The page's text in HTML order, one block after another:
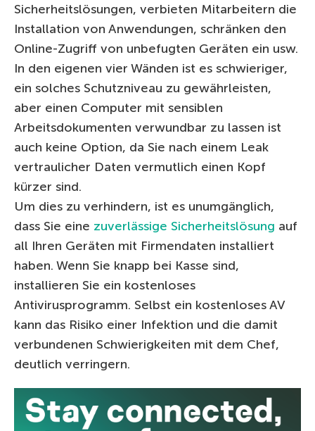
Sicherheitslösungen, verbieten Mitarbeitern die
Installation von Anwendungen, schränken den
Online-Zugriff von unbefugten Geräten ein usw.
In den eigenen vier Wänden ist es schwieriger,
ein solches Schutzniveau zu gewährleisten,
aber einen Computer mit sensiblen
Arbeitsdokumenten verwundbar zu lassen ist
auch keine Option, da Sie nach einem Leak
vertraulicher Daten vermutlich einen Kopf
kürzer sind.
Um dies zu verhindern, ist es unumgänglich,
dass Sie eine zuverlässige Sicherheitslösung auf
all Ihren Geräten mit Firmendaten installiert
haben. Wenn Sie knapp bei Kasse sind,
installieren Sie ein kostenloses
Antivirusprogramm. Selbst ein kostenloses AV
kann das Risiko einer Infektion und die damit
verbundenen Schwierigkeiten mit dem Chef,
deutlich verringern.